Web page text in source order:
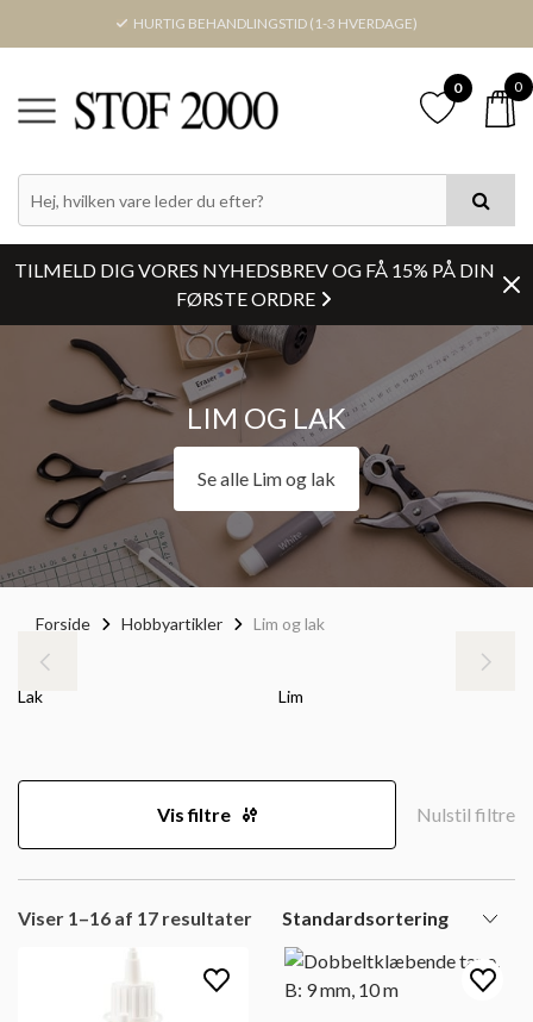
HURTIG BEHANDLINGSTID (1-3 HVERDAGE)
0 0
TILMELD DIG VORES NYHEDSBREV OG FÅ 15% PÅ DIN
FØRSTE ORDRE
LIM OG LAK
Se alle Lim og lak
Forside Hobbyartikler Lim og lak
Lak Lim
PRIS
FARVE
LAGERSTATUS
Nulstil
Vis filtre Nulstil filtre
Viser 1–16 af 17 resultater